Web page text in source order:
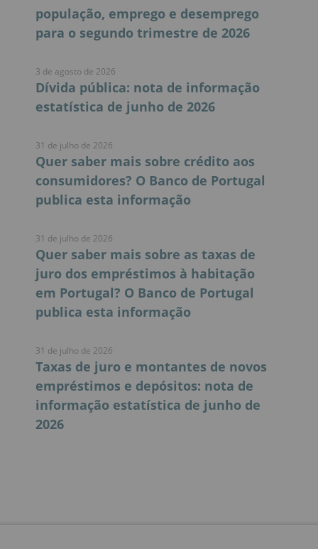
população, emprego e desemprego
para o segundo trimestre de 2026
3 de agosto de 2026
Dívida pública: nota de informação
estatística de junho de 2026
31 de julho de 2026
Quer saber mais sobre crédito aos
consumidores? O Banco de Portugal
publica esta informação
31 de julho de 2026
Quer saber mais sobre as taxas de
juro dos empréstimos à habitação
em Portugal? O Banco de Portugal
publica esta informação
31 de julho de 2026
Taxas de juro e montantes de novos
empréstimos e depósitos: nota de
informação estatística de junho de
2026